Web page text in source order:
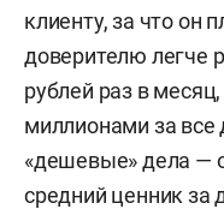
клиенту, за что он
доверителю легче
рублей раз в
миллионами за
«дешевые» дела —
средний ценник за